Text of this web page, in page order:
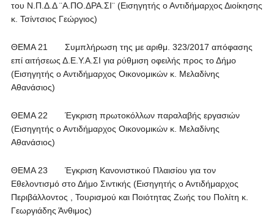
του Ν.Π.Δ.Δ ¨Α.ΠΟ.ΔΡΑ.ΣΙ¨ (Εισηγητής ο Αντιδήμαρχος Διοίκησης
κ. Τσίντσιος Γεώργιος)
ΘΕΜΑ 21 Συμπλήρωση της με αριθμ. 323/2017 απόφασης
επί αιτήσεως Δ.Ε.Υ.Α.ΣΙ για ρύθμιση οφειλής προς το Δήμο
(Εισηγητής ο Αντιδήμαρχος Οικονομικών κ. Μελαδίνης
Αθανάσιος)
ΘΕΜΑ 22 Έγκριση πρωτοκόλλων παραλαβής εργασιών
(Εισηγητής ο Αντιδήμαρχος Οικονομικών κ. Μελαδίνης
Αθανάσιος)
ΘΕΜΑ 23 Έγκριση Κανονιστικού Πλαισίου για τον
Εθελοντισμό στο Δήμο Σιντικής (Εισηγητής ο Αντιδήμαρχος
Περιβάλλοντος , Τουρισμού και Ποιότητας Ζωής του Πολίτη κ.
Γεωργιάδης Άνθιμος)